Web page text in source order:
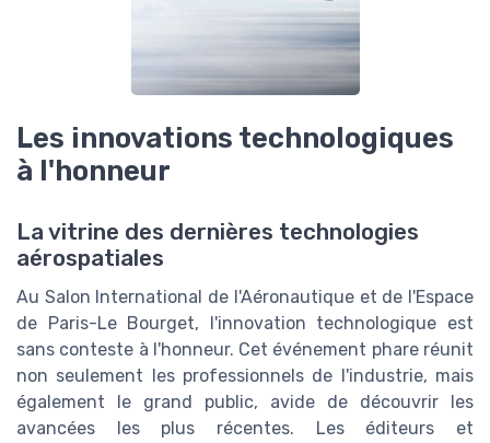
Les innovations technologiques
à l'honneur
La vitrine des dernières technologies
aérospatiales
Au Salon International de l'Aéronautique et de l'Espace
de Paris-Le Bourget, l'innovation technologique est
sans conteste à l'honneur. Cet événement phare réunit
non seulement les professionnels de l'industrie, mais
également le grand public, avide de découvrir les
avancées les plus récentes. Les éditeurs et